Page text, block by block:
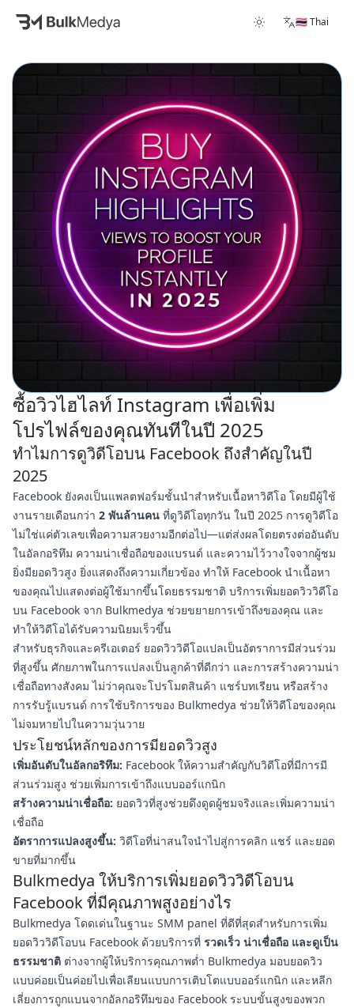
🇹🇭 Thai
ซื้อวิวไฮไลท์ Instagram เพื่อเพิ่ม
โปรไฟล์ของคุณทันทีในปี 2025
ทำไมการดูวิดีโอบน Facebook ถึงสำคัญในปี
2025
Facebook ยังคงเป็นแพลตฟอร์มชั้นนำสำหรับเนื้อหาวิดีโอ โดยมีผู้ใช้
งานรายเดือนกว่า 2 พันล้านคน ที่ดูวิดีโอทุกวัน ในปี 2025 การดูวิดีโอ
ไม่ใช่แค่ตัวเลขเพื่อความสวยงามอีกต่อไป—แต่ส่งผลโดยตรงต่ออันดับ
ในอัลกอริทึม ความน่าเชื่อถือของแบรนด์ และความไว้วางใจจากผู้ชม
ยิ่งมียอดวิวสูง ยิ่งแสดงถึงความเกี่ยวข้อง ทำให้ Facebook นำเนื้อหา
ของคุณไปแสดงต่อผู้ใช้มากขึ้นโดยธรรมชาติ บริการเพิ่มยอดวิววิดีโอ
บน Facebook จาก Bulkmedya ช่วยขยายการเข้าถึงของคุณ และ
ทำให้วิดีโอได้รับความนิยมเร็วขึ้น
สำหรับธุรกิจและครีเอเตอร์ ยอดวิววิดีโอแปลเป็นอัตราการมีส่วนร่วม
ที่สูงขึ้น ศักยภาพในการแปลงเป็นลูกค้าที่ดีกว่า และการสร้างความน่า
เชื่อถือทางสังคม ไม่ว่าคุณจะโปรโมตสินค้า แชร์บทเรียน หรือสร้าง
การรับรู้แบรนด์ การใช้บริการของ Bulkmedya ช่วยให้วิดีโอของคุณ
ไม่จมหายไปในความวุ่นวาย
ประโยชน์หลักของการมียอดวิวสูง
เพิ่มอันดับในอัลกอริทึม: Facebook ให้ความสำคัญกับวิดีโอที่มีการมี
ส่วนร่วมสูง ช่วยเพิ่มการเข้าถึงแบบออร์แกนิก
สร้างความน่าเชื่อถือ: ยอดวิวที่สูงช่วยดึงดูดผู้ชมจริงและเพิ่มความน่า
เชื่อถือ
อัตราการแปลงสูงขึ้น: วิดีโอที่น่าสนใจนำไปสู่การคลิก แชร์ และยอด
ขายที่มากขึ้น
Bulkmedya ให้บริการเพิ่มยอดวิววิดีโอบน
Facebook ที่มีคุณภาพสูงอย่างไร
Bulkmedya โดดเด่นในฐานะ SMM panel ที่ดีที่สุดสำหรับการเพิ่ม
ยอดวิววิดีโอบน Facebook ด้วยบริการที่ รวดเร็ว น่าเชื่อถือ และดูเป็น
ธรรมชาติ ต่างจากผู้ให้บริการคุณภาพต่ำ Bulkmedya มอบยอดวิว
แบบค่อยเป็นค่อยไปเพื่อเลียนแบบการเติบโตแบบออร์แกนิก และหลีก
เลี่ยงการถูกแบนจากอัลกอริทึมของ Facebook ระบบขั้นสูงของพวก